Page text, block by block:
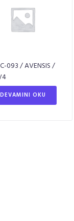
093 / AVENSIS /
DEVAMINI OKU